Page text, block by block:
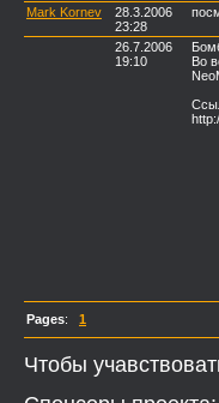
Mark Kornev
28.3.2006
23:28
26.7.2006
19:10
Во
Pages: 1
Чтобы